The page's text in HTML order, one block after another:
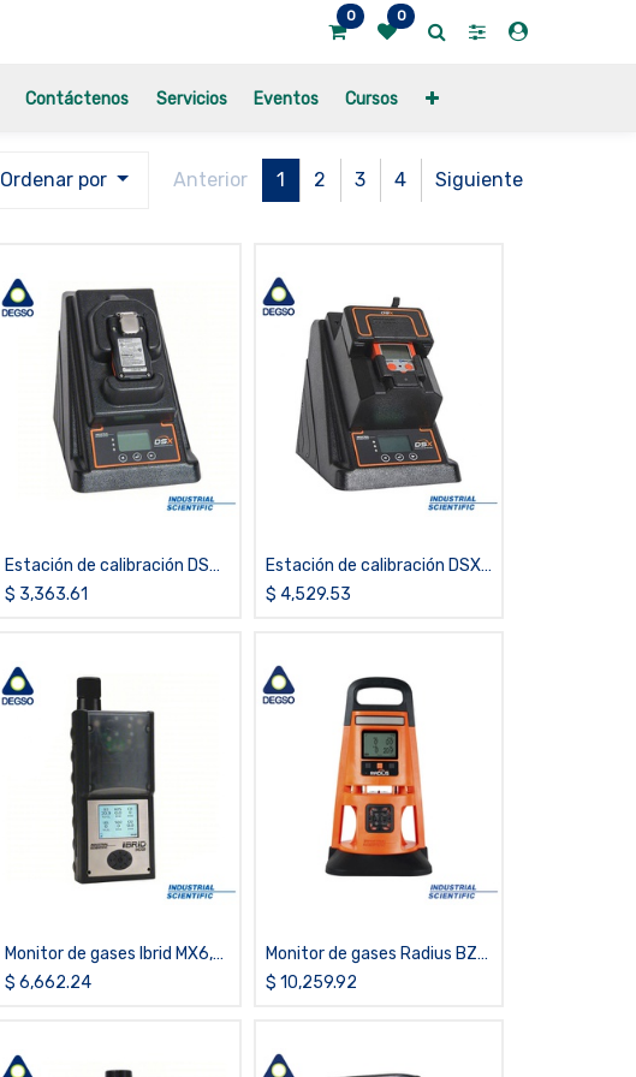
0 0
Contáctenos Servicios Eventos Cursos
Anterior 1 2 3 4 Siguiente
Ordenar por
Estación de calibración DSX
para Tango TX1, iCloud
$ 3,363.61
Estación de calibración DSXi
con conexión a la nube (iNet
$ 4,529.53
Monitor de gases Ibrid MX6,
LEL,NH3,O2,PID, con bomba
$ 6,662.24
Monitor de gases Radius BZ1,
H2S,LEL,CO,O2, difusión
$ 10,259.92